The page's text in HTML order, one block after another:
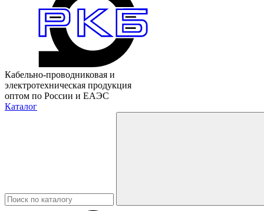
Кабельно-проводниковая и
электротехническая продукция
оптом по России и ЕАЭС
Каталог